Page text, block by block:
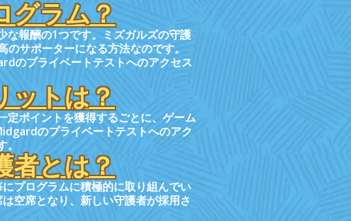
グラム？
な報酬の1つです。ミズガルズの守護
サポーターになる方法なのです。
のプライベートテストへのアクセス
ットは？
定ポイントを獲得するごとに、ゲーム
のプライベートテストへのアク
者とは？
プログラムに積極的に取り組んでい
空席となり、新しい守護者が採用さ